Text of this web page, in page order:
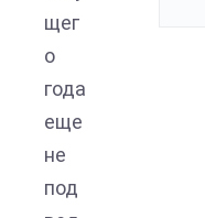
щег
о
года
еще
не
под